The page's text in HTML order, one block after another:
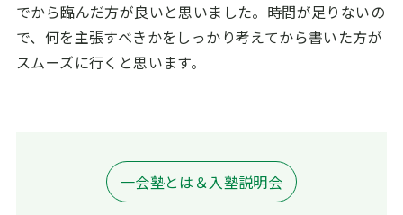
でから臨んだ方が良いと思いました。時間が足りないの
で、何を主張すべきかをしっかり考えてから書いた方が
スムーズに行くと思います。
一会塾とは＆入塾説明会